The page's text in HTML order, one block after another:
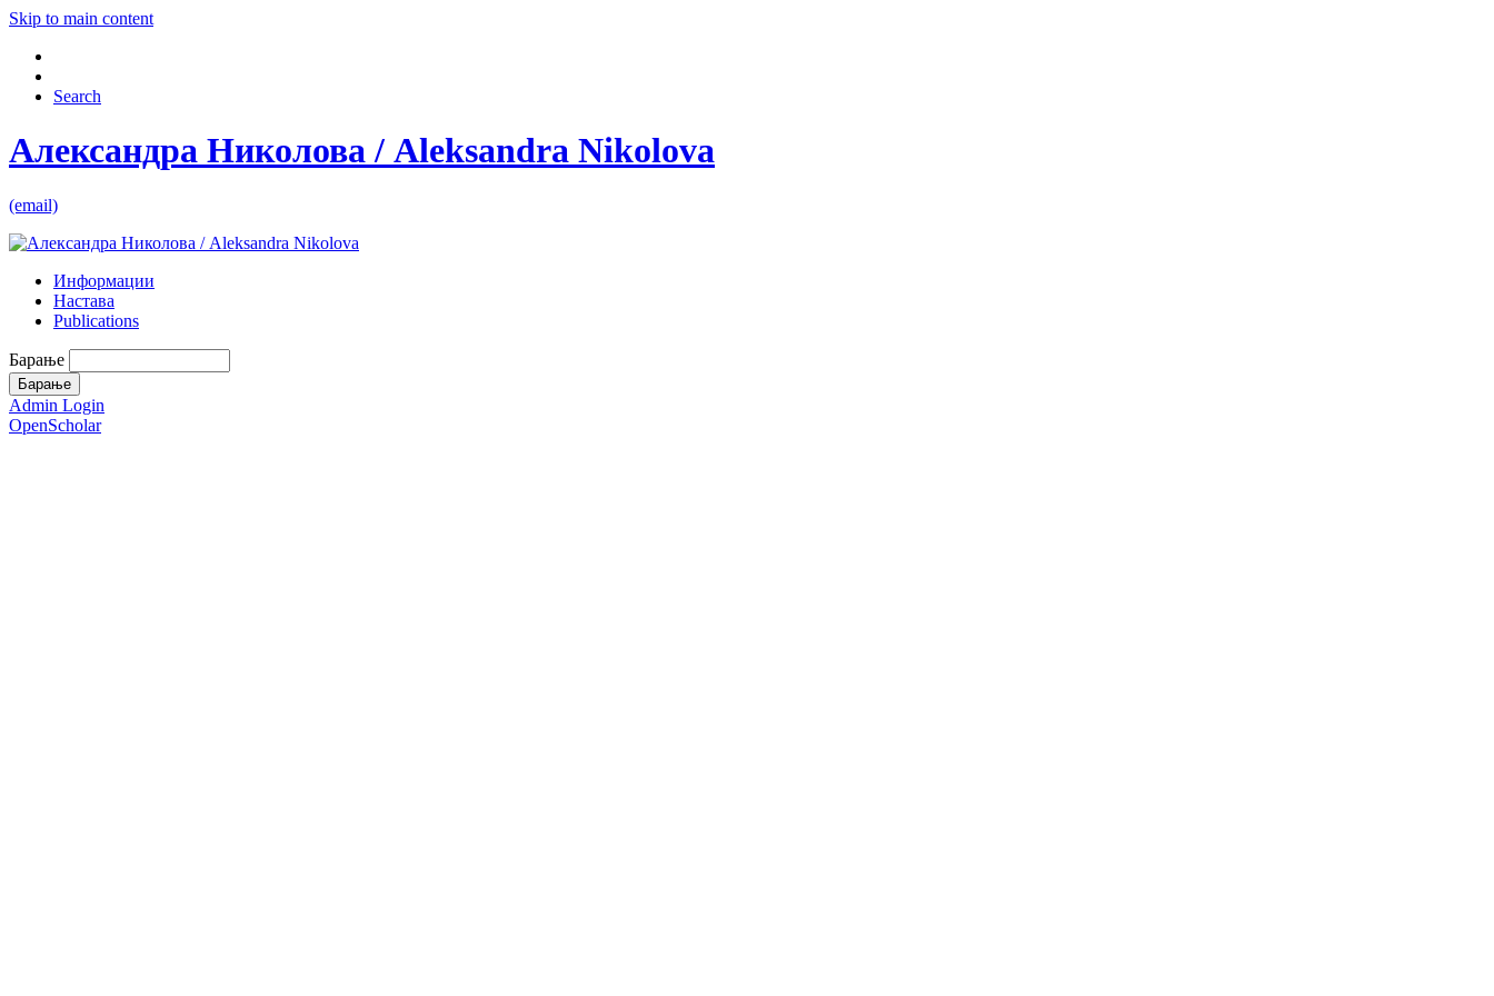
Skip to main content
Search
Александра Николова / Aleksandra Nikolova
(email)
Информации
Настава
Publications
Барање
Admin Login
OpenScholar